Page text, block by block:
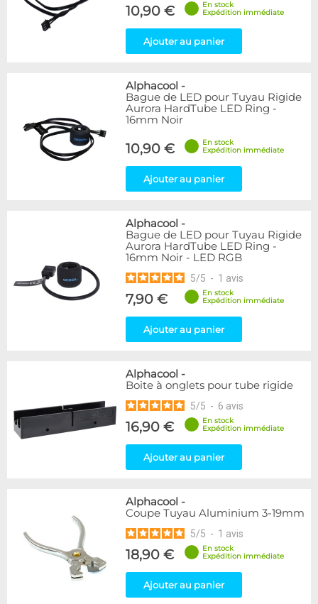
10,90 €
En stock
Expédition immédiate
Ajouter au panier
Alphacool -
Bague de LED pour Tuyau Rigide
Aurora HardTube LED Ring -
16mm Noir
10,90 €
En stock
Expédition immédiate
Ajouter au panier
Alphacool -
Bague de LED pour Tuyau Rigide
Aurora HardTube LED Ring -
16mm Noir - LED RGB
5/5 - 1 avis
7,90 €
En stock
Expédition immédiate
Ajouter au panier
Alphacool -
Boite à onglets pour tube rigide
5/5 - 6 avis
16,90 €
En stock
Expédition immédiate
Ajouter au panier
Alphacool -
Coupe Tuyau Aluminium 3-19mm
5/5 - 1 avis
18,90 €
En stock
Expédition immédiate
Ajouter au panier